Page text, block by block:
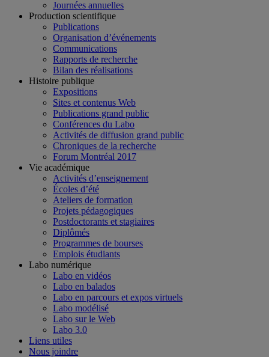
Journées annuelles
Production scientifique
Publications
Organisation d’événements
Communications
Rapports de recherche
Bilan des réalisations
Histoire publique
Expositions
Sites et contenus Web
Publications grand public
Conférences du Labo
Activités de diffusion grand public
Chroniques de la recherche
Forum Montréal 2017
Vie académique
Activités d’enseignement
Écoles d’été
Ateliers de formation
Projets pédagogiques
Postdoctorants et stagiaires
Diplômés
Programmes de bourses
Emplois étudiants
Labo numérique
Labo en vidéos
Labo en balados
Labo en parcours et expos virtuels
Labo modélisé
Labo sur le Web
Labo 3.0
Liens utiles
Nous joindre